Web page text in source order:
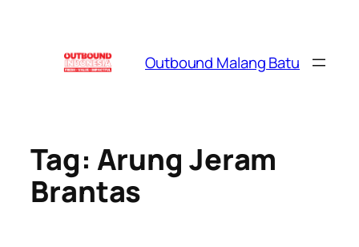
Outbound Malang Batu
Tag: Arung Jeram
Brantas